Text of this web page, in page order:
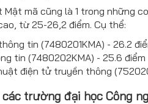
Mật mã cũng là 1 trong những
từ 25-26,2 điểm. Cụ thể:
tin (7480201KMA) - 26.2
tin (7480202KMA) - 25.6 điểm
điện tử truyền thông
trường đại học Công